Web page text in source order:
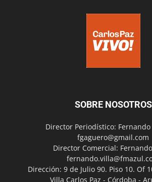
SOBRE NOSOTROS
Director Periodístico: Fernando
fgaguero@gmail.com
Director Comercial:
Dirección: 9 de Julio 90. Piso 10. Of
Villa Carlos Paz - Córdoba -